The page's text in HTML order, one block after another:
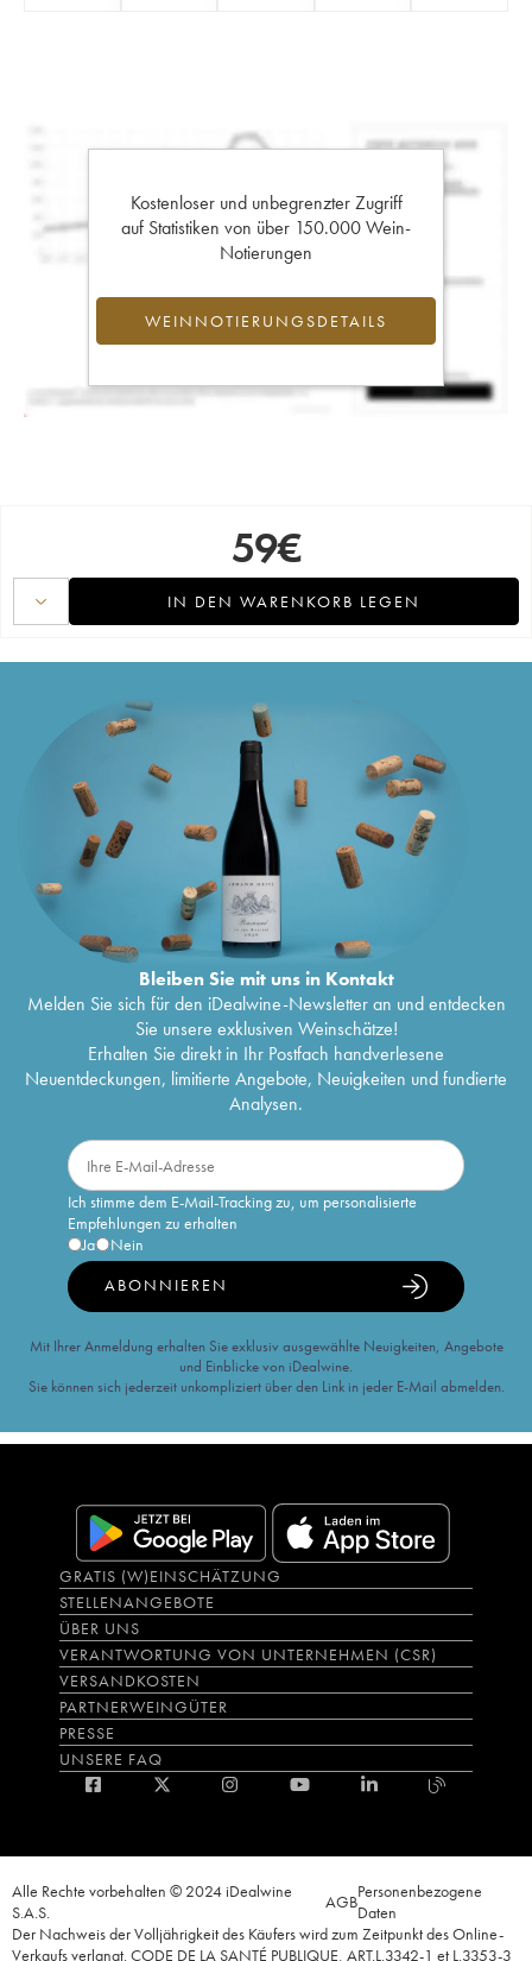
Kostenloser und unbegrenzter Zugriff
auf Statistiken von über 150.000 Wein-
Notierungen
WEINNOTIERUNGSDETAILS
59€
IN DEN WARENKORB LEGEN
Bleiben Sie mit uns in Kontakt
Melden Sie sich für den iDealwine-Newsletter an und entdecken
Sie unsere exklusiven Weinschätze!
Erhalten Sie direkt in Ihr Postfach handverlesene
Neuentdeckungen, limitierte Angebote, Neuigkeiten und fundierte
Analysen.
Ich stimme dem E-Mail-Tracking zu, um personalisierte
Empfehlungen zu erhalten
Ja
Nein
ABONNIEREN
Mit Ihrer Anmeldung erhalten Sie exklusiv ausgewählte Neuigkeiten, Angebote
und Einblicke von iDealwine.
Sie können sich jederzeit unkompliziert über den Link in jeder E-Mail abmelden.
GRATIS (W)EINSCHÄTZUNG
STELLENANGEBOTE
ÜBER UNS
VERANTWORTUNG VON UNTERNEHMEN (CSR)
VERSANDKOSTEN
PARTNERWEINGÜTER
PRESSE
UNSERE FAQ
Alle Rechte vorbehalten © 2024 iDealwine
S.A.S.
AGBPersonenbezogene
Daten
Der Nachweis der Volljährigkeit des Käufers wird zum Zeitpunkt des Online-
Verkaufs verlangt. CODE DE LA SANTÉ PUBLIQUE, ART.L.3342-1 et L.3353-3